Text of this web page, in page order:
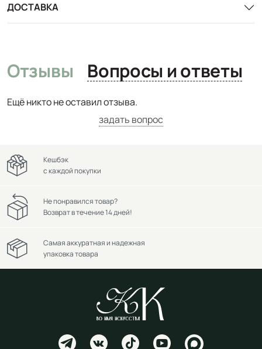
ДОСТАВКА
Отзывы Вопросы и ответы
Ещё никто не оставил отзыва.
задать вопрос
Кешбэк
с каждой покупки
Не понравился товар?
Возврат в течение 14 дней!
Самая аккуратная и надежная
упаковка товара